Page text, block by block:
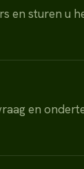
en sturen u
en